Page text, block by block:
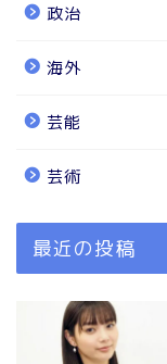
政治
海外
芸能
芸術
最近の投稿